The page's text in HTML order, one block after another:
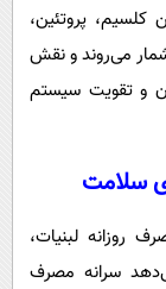
کلسیم، پروتئین،
می‌روند و نقش
و تقویت سیستم
سلامت
روزانه لبنیات،
سرانه مصرف